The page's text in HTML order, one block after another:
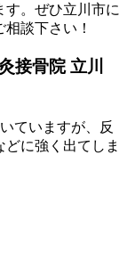
す。ぜひ立川市に
談下さい！
接骨院 立川
ていますが、反
に強く出てしま